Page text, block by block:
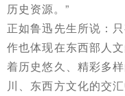
历史资源。”
正如鲁迅先生所说：
作也体现在东西部人
着历史悠久、精彩多
川、东西方文化的交汇